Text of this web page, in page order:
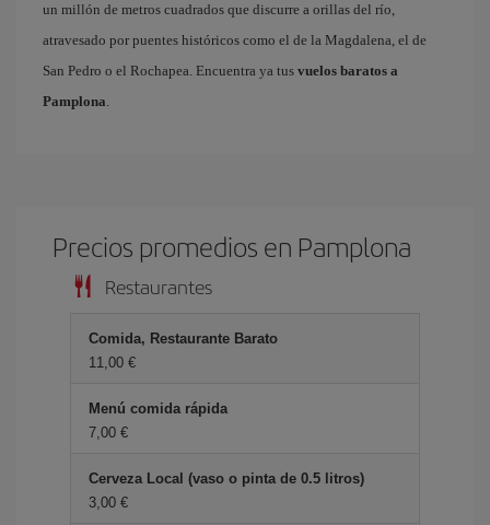
un millón de metros cuadrados que discurre a orillas del río,
atravesado por puentes históricos como el de la Magdalena, el de
San Pedro o el Rochapea. Encuentra ya tus vuelos baratos a
Pamplona.
Precios promedios en Pamplona
Restaurantes
Comida, Restaurante Barato
11,00 €
Menú comida rápida
7,00 €
Cerveza Local (vaso o pinta de 0.5 litros)
3,00 €